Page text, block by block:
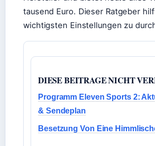
tausend Euro. Dieser Ratgeber
wichtigsten Einstellungen zu
DIESE BEITRAGE NICHT
Programm Eleven Sports 2:
& Sendeplan
Besetzung Von Eine